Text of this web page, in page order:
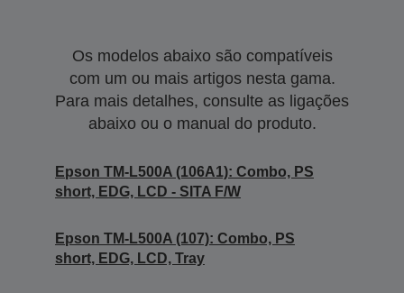
Os modelos abaixo são compatíveis
com um ou mais artigos nesta gama.
Para mais detalhes, consulte as ligações
abaixo ou o manual do produto.
Epson TM-L500A (106A1): Combo, PS
short, EDG, LCD - SITA F/W
Epson TM-L500A (107): Combo, PS
short, EDG, LCD, Tray